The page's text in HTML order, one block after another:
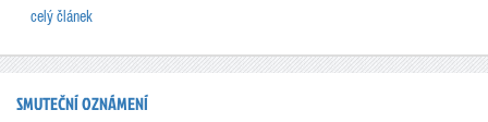
celý článek
SMUTEČNÍ OZNÁMENÍ